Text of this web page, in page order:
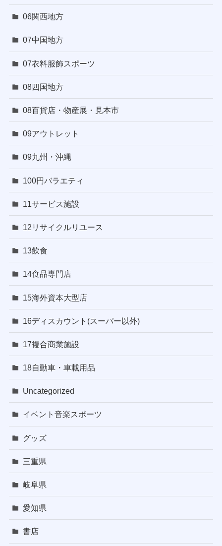
06関西地方
07中国地方
07衣料服飾スポーツ
08四国地方
08百貨店・物産展・見本市
09アウトレット
09九州・沖縄
100円バラエティ
11サービス施設
12リサイクルリユース
13飲食
14食品専門店
15海外資本大型店
16ディスカウント(スーパー以外)
17複合商業施設
18自動車・車載用品
Uncategorized
イベント音楽スポーツ
グッズ
三重県
岐阜県
愛知県
書店